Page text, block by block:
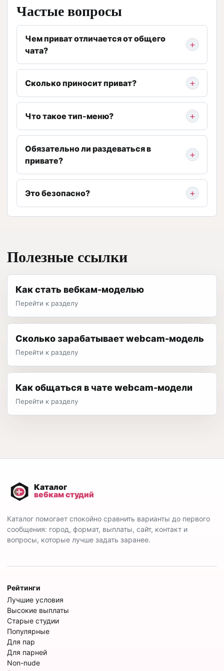
Частые вопросы
Чем приват отличается от общего
чата?
Сколько приносит приват?
Что такое тип-меню?
Обязательно ли раздеваться в
привате?
Это безопасно?
Полезные ссылки
Как стать вебкам-моделью
Перейти к разделу
Сколько зарабатывает webcam-модель
Перейти к разделу
Как общаться в чате webcam-модели
Перейти к разделу
Каталог помогает спокойно сравнить варианты до первого
сообщения: город, формат, выплаты, сайт, контакт и
вопросы, которые лучше задать заранее.
Рейтинги
Лучшие условия
Высокие выплаты
Старые студии
Популярные
Для пар
Для парней
Non-nude